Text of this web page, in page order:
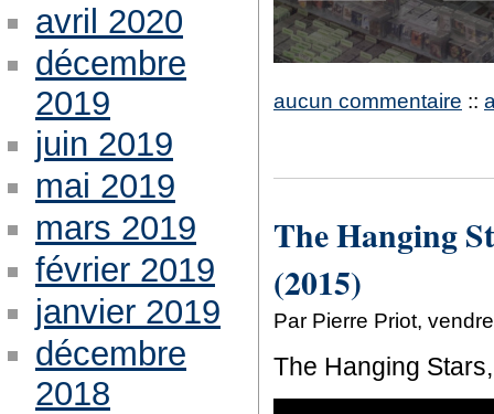
aucun commentaire ::
The Hanging
(2015)
Par Pierre Priot,
The Hanging
avril 2020
décembre
2019
juin 2019
mai 2019
mars 2019
février 2019
janvier 2019
décembre
2018